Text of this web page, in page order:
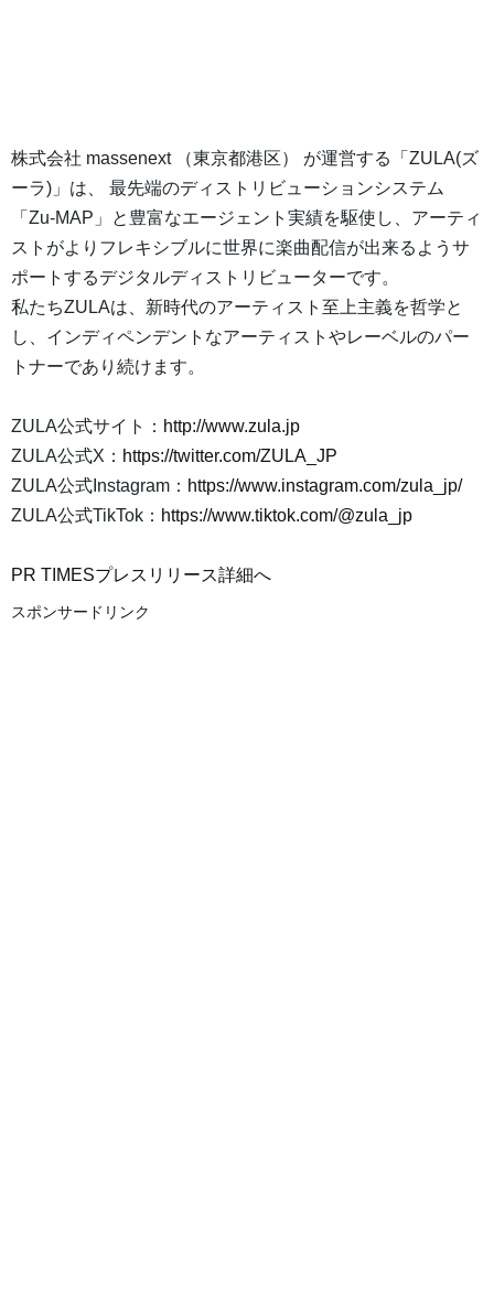
株式会社 massenext （東京都港区） が運営する「ZULA(ズ
ーラ)」は、 最先端のディストリビューションシステム
「Zu-MAP」と豊富なエージェント実績を駆使し、アーティ
ストがよりフレキシブルに世界に楽曲配信が出来るようサ
ポートするデジタルディストリビューターです。
私たちZULAは、新時代のアーティスト至上主義を哲学と
し、インディペンデントなアーティストやレーベルのパー
トナーであり続けます。
ZULA公式サイト： http://www.zula.jp
ZULA公式X： https://twitter.com/ZULA_JP
ZULA公式Instagram： https://www.instagram.com/zula_jp/
ZULA公式TikTok： https://www.tiktok.com/@zula_jp
PR TIMESプレスリリース詳細へ
スポンサードリンク